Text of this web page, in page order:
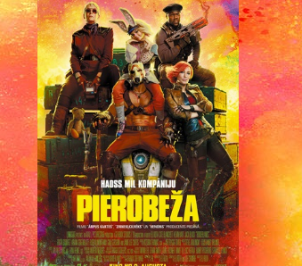
🎵
Biļetes
Kultūra
Pasākumi
Ziņas